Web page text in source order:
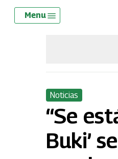
Skip
Menu
Noticias
“Se
Buki’
Menu